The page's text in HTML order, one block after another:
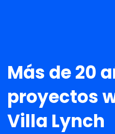
Más de 20
proyectos
Villa Lynch